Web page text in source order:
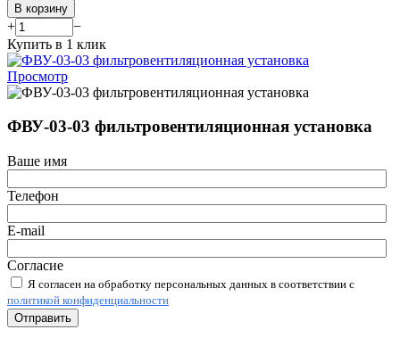
В корзину
+
−
Купить в 1 клик
Просмотр
ФВУ-03-03 фильтровентиляционная установка
Ваше имя
Телефон
E-mail
Согласие
Я согласен на обработку персональных данных в соответствии с
политикой конфиденциальности
Отправить